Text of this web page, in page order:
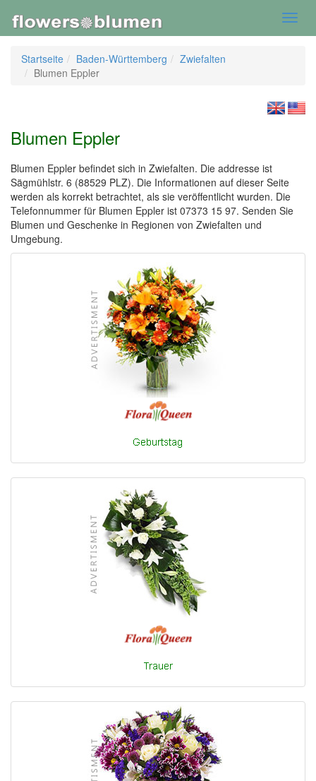
Startseite
Baden-Württemberg
Zwiefalten
Blumen Eppler
Blumen Eppler
Blumen Eppler befindet sich in Zwiefalten. Die addresse ist
Sägmühlstr. 6 (88529 PLZ). Die Informationen auf dieser Seite
werden als korrekt betrachtet, als sie veröffentlicht wurden. Die
Telefonnummer für Blumen Eppler ist 07373 15 97. Senden Sie
Blumen und Geschenke in Regionen von Zwiefalten und
Umgebung.